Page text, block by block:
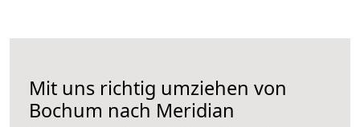
Mit uns richtig umziehen von
Bochum nach Meridian